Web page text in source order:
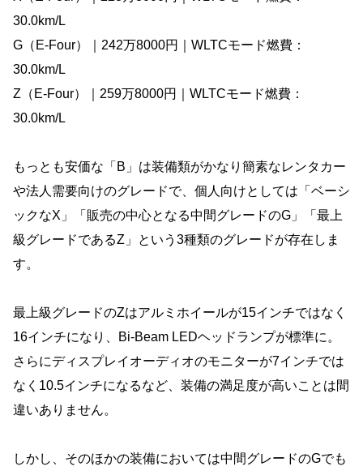
30.0km/L
G（E-Four）｜242万8000円｜WLTCモード燃費：
30.0km/L
Z（E-Four）｜259万8000円｜WLTCモード燃費：
30.0km/L
もっとも安価な「B」は装備類がかなり簡素なレンタカー
や法人需要向けのグレードで、個人向けとしては「ベーシ
ックなX」「販売の中心となる中間グレードのG」「最上
級グレードであるZ」という3種類のグレードが存在しま
す。
最上級グレードのZはアルミホイールが15インチではなく
16インチになり、Bi-Beam LEDヘッドランプが標準に。
さらにディスプレイオーディオのモニターが7インチでは
なく10.5インチになるなど、装備の満足度が高いことは間
違いありません。
しかし、そのほかの装備においては中間グレードのGでも